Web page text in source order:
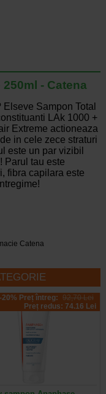
- Catena
Sampon Total
LAk 1000 +
Extreme actioneaza
in cele zece straturi
este un par vizibil
Parul tau este
fibra capilara este
Catena
-20% Preț întreg: 92,70 Lei
Preț redus: 74.16 Lei